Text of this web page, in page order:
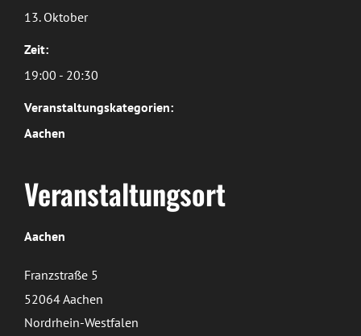
13. Oktober
Zeit:
19:00 - 20:30
Veranstaltungskategorien:
Aachen
Veranstaltungsort
Aachen
Franzstraße 5
52064 Aachen
Nordrhein-Westfalen